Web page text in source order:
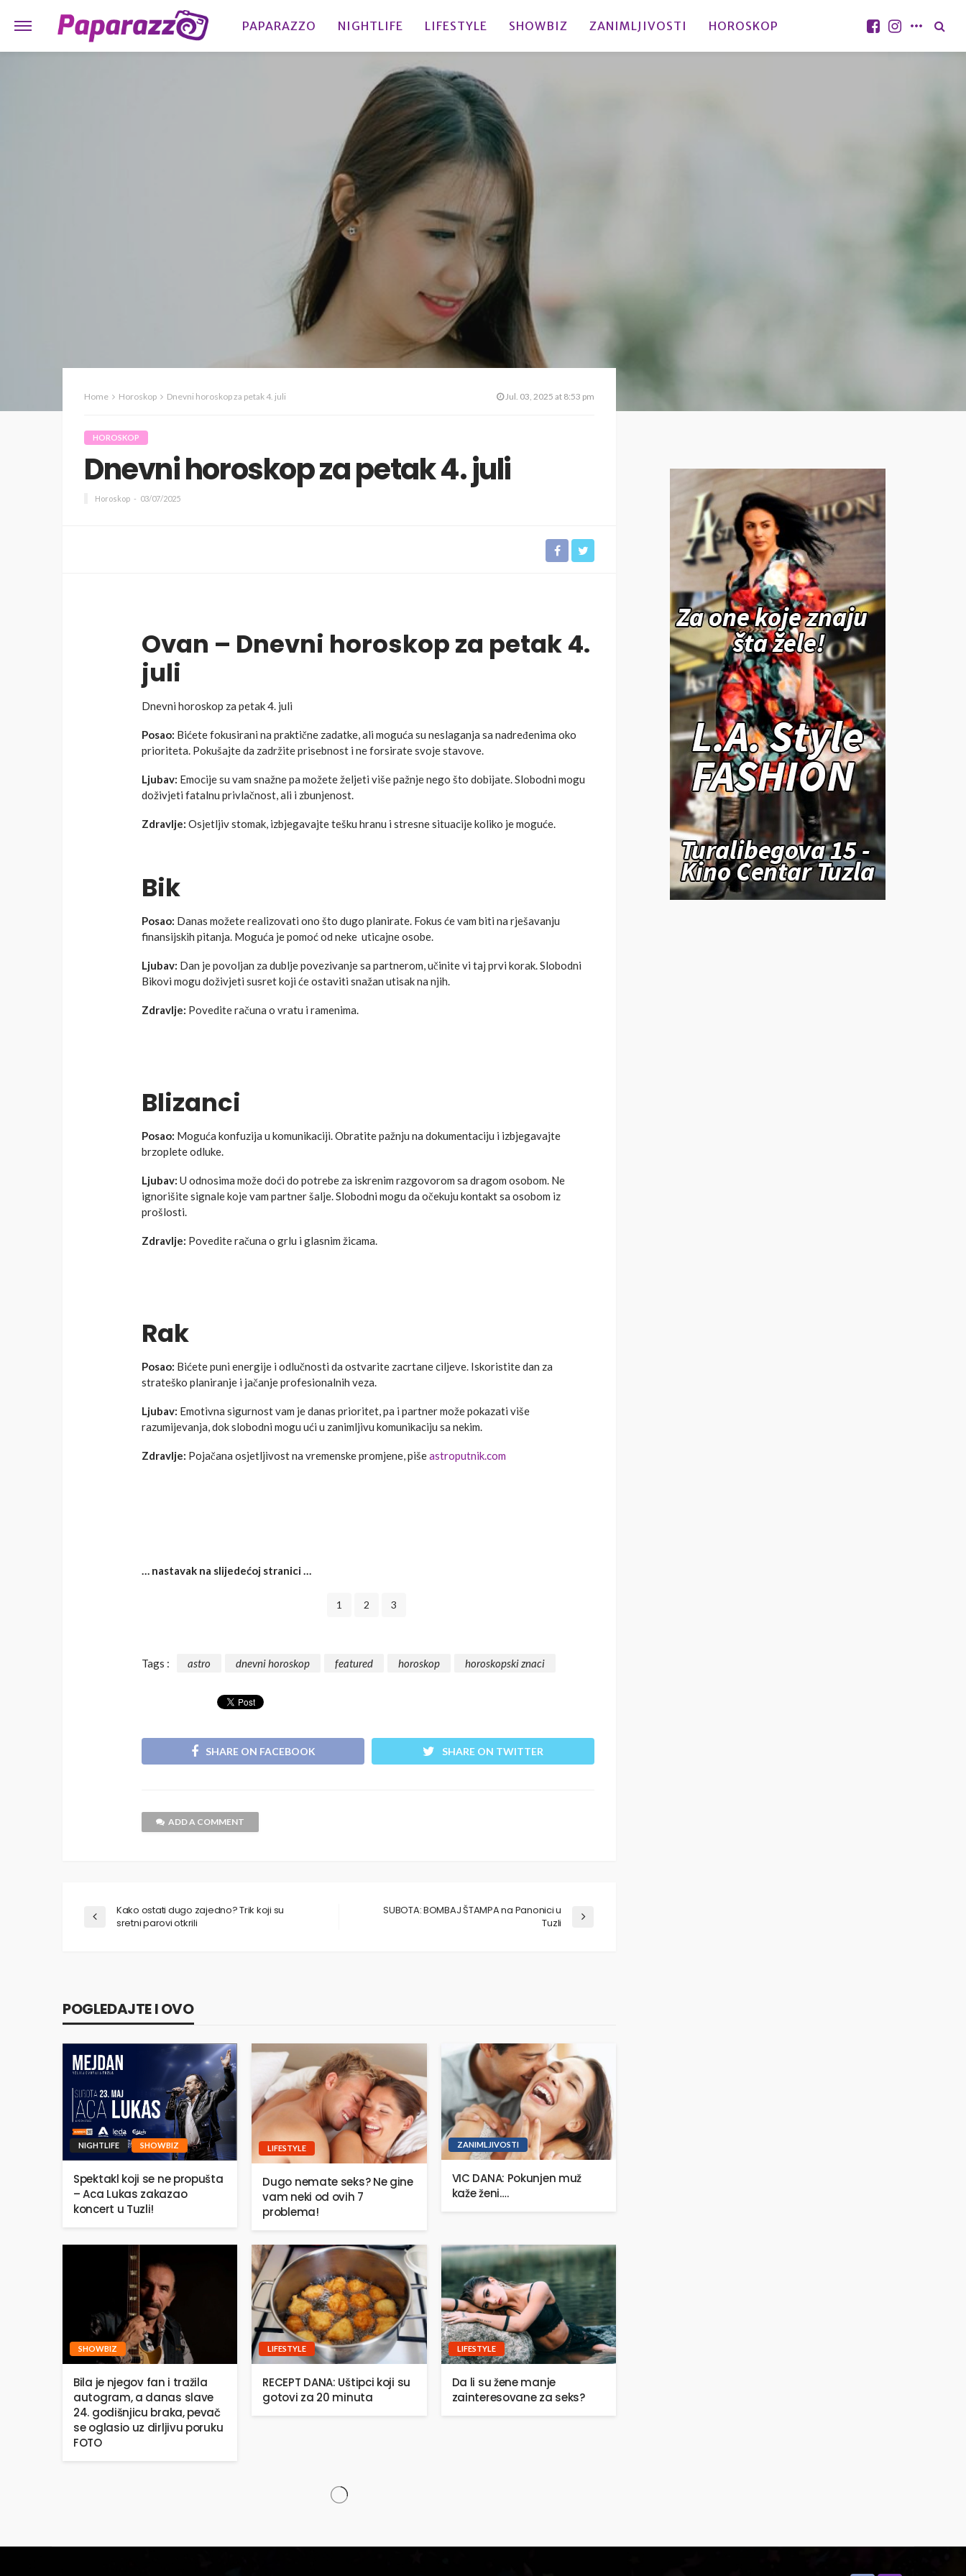
PAPARAZZO NIGHTLIFE LIFESTYLE SHOWBIZ ZANIMLJIVOSTI HOROSKOP
Home Horoskop Dnevni horoskop za petak 4. juli Jul. 03, 2025 at 8:53 pm
HOROSKOP
Dnevni horoskop za petak 4. juli
Horoskop 03/07/2025
Ovan – Dnevni horoskop za petak 4.
juli
Dnevni horoskop za petak 4. juli
Posao: Bićete fokusirani na praktične zadatke, ali moguća su neslaganja sa nadređenima oko
prioriteta. Pokušajte da zadržite prisebnost i ne forsirate svoje stavove.
Ljubav: Emocije su vam snažne pa možete željeti više pažnje nego što dobijate. Slobodni mogu
doživjeti fatalnu privlačnost, ali i zbunjenost.
Zdravlje: Osjetljiv stomak, izbjegavajte tešku hranu i stresne situacije koliko je moguće.
Bik
Posao: Danas možete realizovati ono što dugo planirate. Fokus će vam biti na rješavanju
finansijskih pitanja. Moguća je pomoć od neke uticajne osobe.
Ljubav: Dan je povoljan za dublje povezivanje sa partnerom, učinite vi taj prvi korak. Slobodni
Bikovi mogu doživjeti susret koji će ostaviti snažan utisak na njih.
Zdravlje: Povedite računa o vratu i ramenima.
Blizanci
Posao: Moguća konfuzija u komunikaciji. Obratite pažnju na dokumentaciju i izbjegavajte
brzoplete odluke.
Ljubav: U odnosima može doći do potrebe za iskrenim razgovorom sa dragom osobom. Ne
ignorišite signale koje vam partner šalje. Slobodni mogu da očekuju kontakt sa osobom iz
prošlosti.
Zdravlje: Povedite računa o grlu i glasnim žicama.
Rak
Posao: Bićete puni energije i odlučnosti da ostvarite zacrtane ciljeve. Iskoristite dan za
strateško planiranje i jačanje profesionalnih veza.
Ljubav: Emotivna sigurnost vam je danas prioritet, pa i partner može pokazati više
razumijevanja, dok slobodni mogu ući u zanimljivu komunikaciju sa nekim.
Zdravlje: Pojačana osjetljivost na vremenske promjene, pišeastroputnik.com
… nastavak na slijedećoj stranici …
1 2 3
Tags : astro dnevni horoskop featured horoskop horoskopski znaci
SHARE ON FACEBOOK SHARE ON TWITTER
ADD A COMMENT
Kako ostati dugo zajedno? Trik koji su
sretni parovi otkrili
SUBOTA: BOMBAJ ŠTAMPA na Panonici u
Tuzli
POGLEDAJTE I OVO
NIGHTLIFE SHOWBIZ
Spektakl koji se ne propušta
– Aca Lukas zakazao
koncert u Tuzli!
LIFESTYLE
Dugo nemate seks? Ne gine
vam neki od ovih 7
problema!
ZANIMLJIVOSTI
VIC DANA: Pokunjen muž
kaže ženi….
SHOWBIZ
Bila je njegov fan i tražila
autogram, a danas slave
24. godišnjicu braka, pevač
se oglasio uz dirljivu poruku
FOTO
LIFESTYLE
RECEPT DANA: Uštipci koji su
gotovi za 20 minuta
LIFESTYLE
Da li su žene manje
zainteresovane za seks?